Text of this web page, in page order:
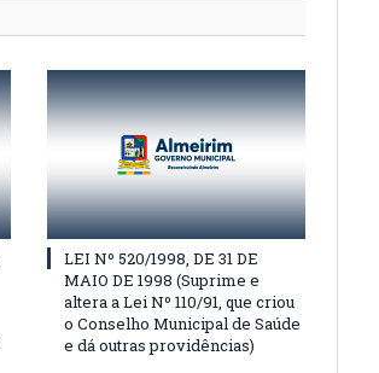
LEI Nº 520/1998, DE 31 DE
MAIO DE 1998 (Suprime e
altera a Lei Nº 110/91, que criou
o Conselho Municipal de Saúde
e dá outras providências)